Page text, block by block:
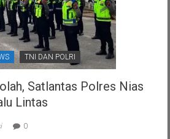
TNI DAN POLRI
Satlantas Polres Nias
Lintas
0